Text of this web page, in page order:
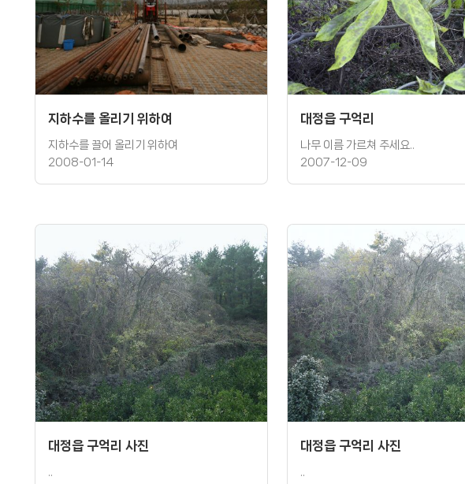
지하수를 올리기 위하여
지하수를 끌어 올리기 위하여
2008-01-14
대정읍 구억리
나무 이름 가르쳐 주세요..
2007-12-09
대정읍 구억리 사진
..
대정읍 구억리 사진
..